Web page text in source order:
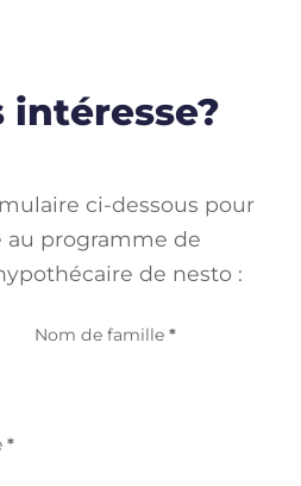
intéresse?
ci-dessous pour
au programme de
de nesto :
Nom de famille *
*